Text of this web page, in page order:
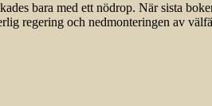
bara med ett nödrop. När sista
regering och nedmonteringen av